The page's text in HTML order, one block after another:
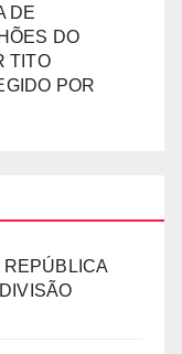
DE
DO
TITO
POR